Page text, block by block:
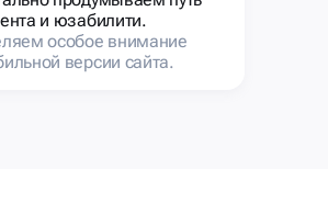
и юзабилити.
особое внимание
версии сайта.